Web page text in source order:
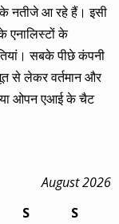
नतीजे आ रहे हैं। इसी
एनालिस्टों के
सबके पीछे कंपनी
से लेकर वर्तमान और
या ओपन एआई के चैट
August 2026
S
S